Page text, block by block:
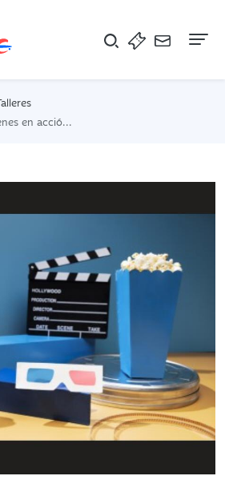
a través del cine, cómic y animación